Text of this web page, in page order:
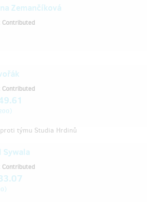
Zemančíková
Contributed
týmu Studia Hrdinů
Contributed
)
Sywala
Contributed
)